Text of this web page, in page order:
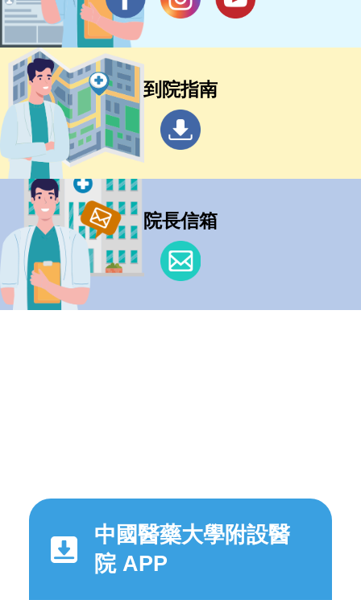
到院指南
院長信箱
中國醫藥大學附設醫
院 APP